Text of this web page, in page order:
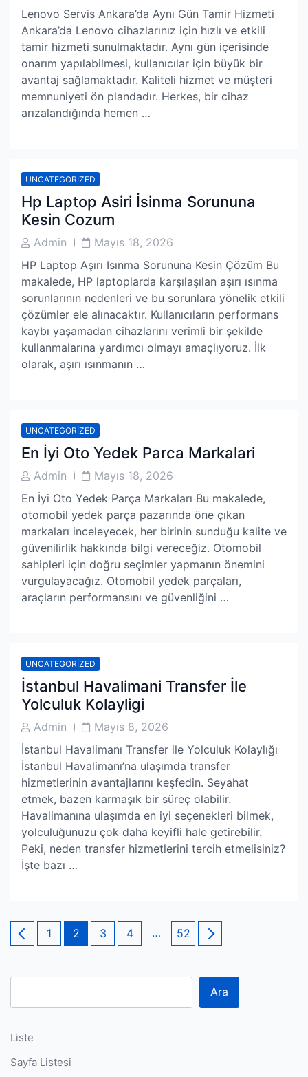
Lenovo Servis Ankara’da Aynı Gün Tamir Hizmeti
Ankara’da Lenovo cihazlarınız için hızlı ve etkili
tamir hizmeti sunulmaktadır. Aynı gün içerisinde
onarım yapılabilmesi, kullanıcılar için büyük bir
avantaj sağlamaktadır. Kaliteli hizmet ve müşteri
memnuniyeti ön plandadır. Herkes, bir cihaz
arızalandığında hemen …
UNCATEGORIZED
Hp Laptop Asiri İsinma Sorununa
Kesin Cozum
PostAdmin
PostMayıs 18, 2026
HP Laptop Aşırı Isınma Sorununa Kesin Çözüm Bu
makalede, HP laptoplarda karşılaşılan aşırı ısınma
sorunlarının nedenleri ve bu sorunlara yönelik etkili
çözümler ele alınacaktır. Kullanıcıların performans
kaybı yaşamadan cihazlarını verimli bir şekilde
kullanmalarına yardımcı olmayı amaçlıyoruz. İlk
olarak, aşırı ısınmanın …
UNCATEGORIZED
En İyi Oto Yedek Parca Markalari
PostAdmin
PostMayıs 18, 2026
En İyi Oto Yedek Parça Markaları Bu makalede,
otomobil yedek parça pazarında öne çıkan
markaları inceleyecek, her birinin sunduğu kalite ve
güvenilirlik hakkında bilgi vereceğiz. Otomobil
sahipleri için doğru seçimler yapmanın önemini
vurgulayacağız. Otomobil yedek parçaları,
araçların performansını ve güvenliğini …
UNCATEGORIZED
İstanbul Havalimani Transfer İle
Yolculuk Kolayligi
PostAdmin
PostMayıs 8, 2026
İstanbul Havalimanı Transfer ile Yolculuk Kolaylığı
İstanbul Havalimanı’na ulaşımda transfer
hizmetlerinin avantajlarını keşfedin. Seyahat
etmek, bazen karmaşık bir süreç olabilir.
Havalimanına ulaşımda en iyi seçenekleri bilmek,
yolculuğunuzu çok daha keyifli hale getirebilir.
Peki, neden transfer hizmetlerini tercih etmelisiniz?
İşte bazı …
Yazı
sayfalaması
Page
1 Page
2 Page
3 Page
4 … Page
52
Ara
Liste
Sayfa Listesi